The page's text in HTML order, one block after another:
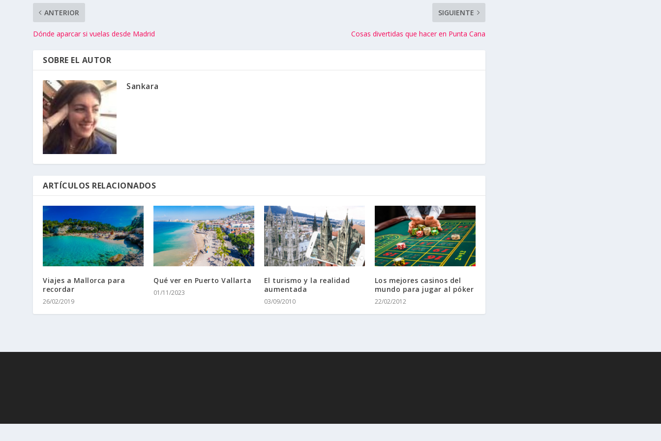
ANTERIOR
Dónde aparcar si vuelas desde Madrid
SIGUIENTE
Cosas divertidas que hacer en Punta Cana
SOBRE EL AUTOR
Sankara
ARTÍCULOS RELACIONADOS
Viajes a Mallorca para
recordar
26/02/2019
Qué ver en Puerto Vallarta
01/11/2023
El turismo y la realidad
aumentada
03/09/2010
Los mejores casinos del
mundo para jugar al póker
22/02/2012